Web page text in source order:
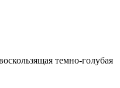
темно-голубая